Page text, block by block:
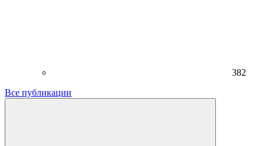
382
Все публикации